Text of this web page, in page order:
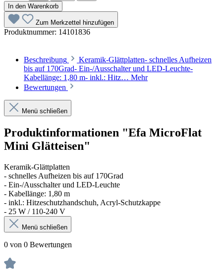
In den Warenkorb
Zum Merkzettel hinzufügen
Produktnummer: 14101836
Beschreibung
Keramik-Glättplatten- schnelles Aufheizen
bis auf 170Grad- Ein-/Ausschalter und LED-Leuchte-
Kabellänge: 1,80 m- inkl.: Hitz… Mehr
Bewertungen
Menü schließen
Produktinformationen "Efa MicroFlat
Mini Glätteisen"
Keramik-Glättplatten
- schnelles Aufheizen bis auf 170Grad
- Ein-/Ausschalter und LED-Leuchte
- Kabellänge: 1,80 m
- inkl.: Hitzeschutzhandschuh, Acryl-Schutzkappe
- 25 W / 110-240 V
Menü schließen
0 von 0 Bewertungen